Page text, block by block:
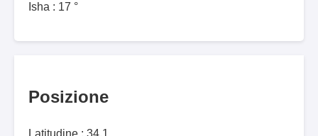
Isha : 17 °
Posizione